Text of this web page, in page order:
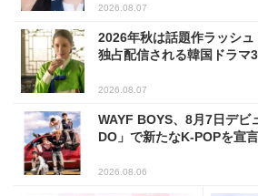
2026.08.07
2026年秋は話題作ラッシ
独占配信される韓国ドラマ
2026.08.07
WAYF BOYS、8月7日デビ
DO」で新たなK-POPを宣言
2026.08.06